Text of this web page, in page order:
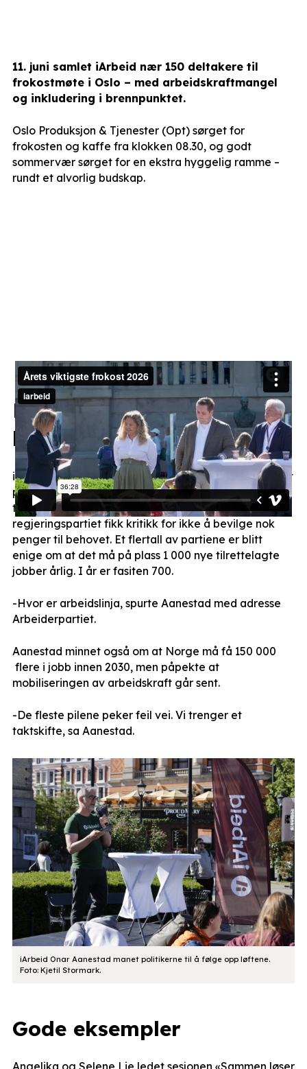
11. juni samlet iArbeid nær 150 deltakere til
frokostmøte i Oslo – med arbeidskraftmangel
og inkludering i brennpunktet.
Oslo Produksjon & Tjenester (Opt) sørget for
frokosten og kaffe fra klokken 08.30, og godt
sommervær sørget for en ekstra hyggelig ramme –
rundt et alvorlig budskap.
Kritiserte politikerne for
løftebrudd
iArbeids Onar Aanestad ønsket velkommen og minnet
partiene om at de er blitt enige om 1000 nye
tilrettelagte jobber uten å levere på det. Særlig
regjeringspartiet fikk kritikk for ikke å bevilge nok
penger til behovet. Et flertall av partiene er blitt
enige om at det må på plass 1 000 nye tilrettelagte
jobber årlig. I år er fasiten 700.
-Hvor er arbeidslinja, spurte Aanestad med adresse
Arbeiderpartiet.
Aanestad minnet også om at Norge må få 150 000
flere i jobb innen 2030, men påpekte at
mobiliseringen av arbeidskraft går sent.
-De fleste pilene peker feil vei. Vi trenger et
taktskifte, sa Aanestad.
iArbeid Onar Aanestad manet politikerne til å følge opp løftene.
Foto: Kjetil Stormark.
Gode eksempler
Angelika og Selene Lie ledet sesjonen «Sammen løser